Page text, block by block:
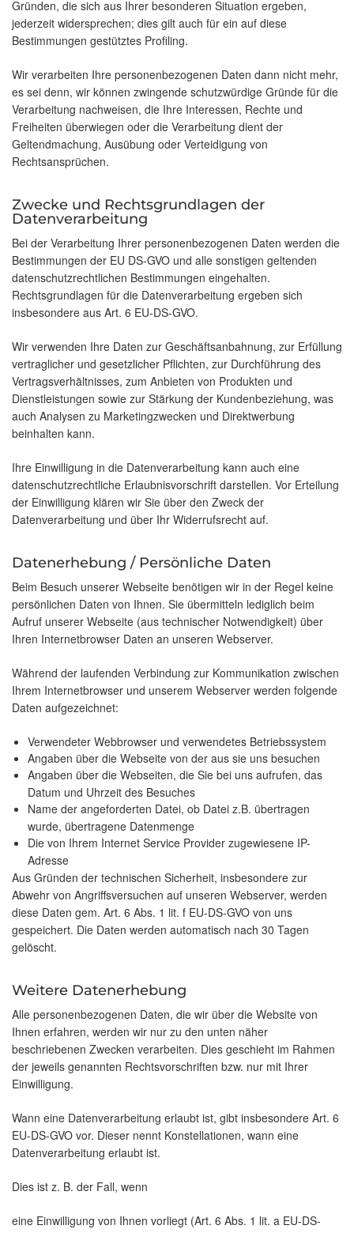
Gründen, die sich aus Ihrer besonderen Situation ergeben,
jederzeit widersprechen; dies gilt auch für ein auf diese
Bestimmungen gestütztes Profiling.
Wir verarbeiten Ihre personenbezogenen Daten dann nicht mehr,
es sei denn, wir können zwingende schutzwürdige Gründe für die
Verarbeitung nachweisen, die Ihre Interessen, Rechte und
Freiheiten überwiegen oder die Verarbeitung dient der
Geltendmachung, Ausübung oder Verteidigung von
Rechtsansprüchen.
Zwecke und Rechtsgrundlagen der
Datenverarbeitung
Bei der Verarbeitung Ihrer personenbezogenen Daten werden die
Bestimmungen der EU DS-GVO und alle sonstigen geltenden
datenschutzrechtlichen Bestimmungen eingehalten.
Rechtsgrundlagen für die Datenverarbeitung ergeben sich
insbesondere aus Art. 6 EU-DS-GVO.
Wir verwenden Ihre Daten zur Geschäftsanbahnung, zur Erfüllung
vertraglicher und gesetzlicher Pflichten, zur Durchführung des
Vertragsverhältnisses, zum Anbieten von Produkten und
Dienstleistungen sowie zur Stärkung der Kundenbeziehung, was
auch Analysen zu Marketingzwecken und Direktwerbung
beinhalten kann.
Ihre Einwilligung in die Datenverarbeitung kann auch eine
datenschutzrechtliche Erlaubnisvorschrift darstellen. Vor Erteilung
der Einwilligung klären wir Sie über den Zweck der
Datenverarbeitung und über Ihr Widerrufsrecht auf.
Datenerhebung / Persönliche Daten
Beim Besuch unserer Webseite benötigen wir in der Regel keine
persönlichen Daten von Ihnen. Sie übermitteln lediglich beim
Aufruf unserer Webseite (aus technischer Notwendigkeit) über
Ihren Internetbrowser Daten an unseren Webserver.
Während der laufenden Verbindung zur Kommunikation zwischen
Ihrem Internetbrowser und unserem Webserver werden folgende
Daten aufgezeichnet:
Verwendeter Webbrowser und verwendetes Betriebssystem
Angaben über die Webseite von der aus sie uns besuchen
Angaben über die Webseiten, die Sie bei uns aufrufen, das
Datum und Uhrzeit des Besuches
Name der angeforderten Datei, ob Datei z.B. übertragen
wurde, übertragene Datenmenge
Die von Ihrem Internet Service Provider zugewiesene IP-
Adresse
Aus Gründen der technischen Sicherheit, insbesondere zur
Abwehr von Angriffsversuchen auf unseren Webserver, werden
diese Daten gem. Art. 6 Abs. 1 lit. f EU-DS-GVO von uns
gespeichert. Die Daten werden automatisch nach 30 Tagen
gelöscht.
Weitere Datenerhebung
Alle personenbezogenen Daten, die wir über die Website von
Ihnen erfahren, werden wir nur zu den unten näher
beschriebenen Zwecken verarbeiten. Dies geschieht im Rahmen
der jeweils genannten Rechtsvorschriften bzw. nur mit Ihrer
Einwilligung.
Wann eine Datenverarbeitung erlaubt ist, gibt insbesondere Art. 6
EU-DS-GVO vor. Dieser nennt Konstellationen, wann eine
Datenverarbeitung erlaubt ist.
Dies ist z. B. der Fall, wenn
eine Einwilligung von Ihnen vorliegt (Art. 6 Abs. 1 lit. a EU-DS-